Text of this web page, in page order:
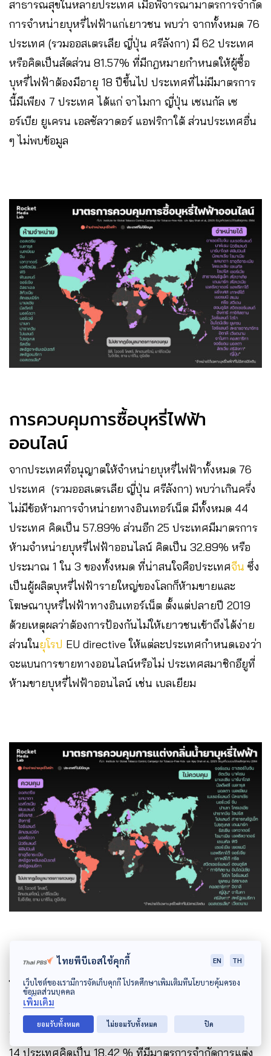
สาธารณสุขในหลายประเทศ เมื่อพิจารณามาตรการจำกัด
การจำหน่ายบุหรี่ไฟฟ้าแก่เยาวชน พบว่า จากทั้งหมด 76
ประเทศ (รวมออสเตรเลีย ญี่ปุ่น ศรีลังกา) มี 62 ประเทศ
หรือคิดเป็นสัดส่วน 81.57% ที่มีกฎหมายกำหนดให้ผู้ซื้อ
บุหรี่ไฟฟ้าต้องมีอายุ 18 ปีขึ้นไป ประเทศที่ไม่มีมาตรการ
นี้มีเพียง 7 ประเทศ ได้แก่ จาไมกา ญี่ปุ่น เซเนกัล เซ
อร์เบีย ยูเครน เอลซัลวาดอร์ แอฟริกาใต้ ส่วนประเทศอื่น
ๆ ไม่พบข้อมูล
การควบคุมการซื้อบุหรี่ไฟฟ้า
ออนไลน์
จากประเทศที่อนุญาตให้จำหน่ายบุหรี่ไฟฟ้าทั้งหมด 76
ประเทศ (รวมออสเตรเลีย ญี่ปุ่น ศรีลังกา) พบว่าเกินครึ่ง
ไม่มีข้อห้ามการจำหน่ายทางอินเทอร์เน็ต มีทั้งหมด 44
ประเทศ คิดเป็น 57.89% ส่วนอีก 25 ประเทศมีมาตรการ
ห้ามจำหน่ายบุหรี่ไฟฟ้าออนไลน์ คิดเป็น 32.89% หรือ
ประมาณ 1 ใน 3 ของทั้งหมด ที่น่าสนใจคือประเทศจีน ซึ่ง
เป็นผู้ผลิตบุหรี่ไฟฟ้ารายใหญ่ของโลกก็ห้ามขายและ
โฆษณาบุหรี่ไฟฟ้าทางอินเทอร์เน็ต ตั้งแต่ปลายปี 2019
ด้วยเหตุผลว่าต้องการป้องกันไม่ให้เยาวชนเข้าถึงได้ง่าย
ส่วนในยุโรป EU directive ให้แต่ละประเทศกำหนดเองว่า
จะแบนการขายทางออนไลน์หรือไม่ ประเทศสมาชิกอียูที่
ห้ามขายบุหรี่ไฟฟ้าออนไลน์ เช่น เบลเยียม
การควบคุมการแต่งกลิ่นน้ำยาบุหรี่
ไฟฟ้า
จากประเทศที่อนุญาตให้จำหน่ายบุหรี่ไฟฟ้าทั้งหมด 76
ประเทศ (รวมออสเตรเลีย ญี่ปุ่น ศรีลังกา) พบว่า มีเพียง
14 ประเทศคิดเป็น 18.42 % ที่มีมาตรการจำกัดการแต่ง
ไทยพีบีเอสใช้คุกกี้ EN TH
เว็บไซต์ของเรามีการจัดเก็บคุกกี้ โปรดศึกษาเพิ่มเติมที่นโยบายคุ้มครอง
ข้อมูลส่วนบุคคล
เพิ่มเติม
ยอมรับทั้งหมด ไม่ยอมรับทั้งหมด ปิด